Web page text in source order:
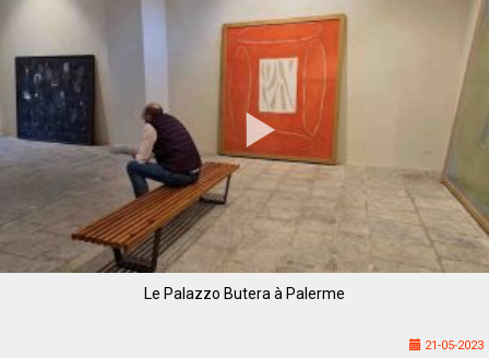
Le Palazzo Butera à Palerme
21-05-2023